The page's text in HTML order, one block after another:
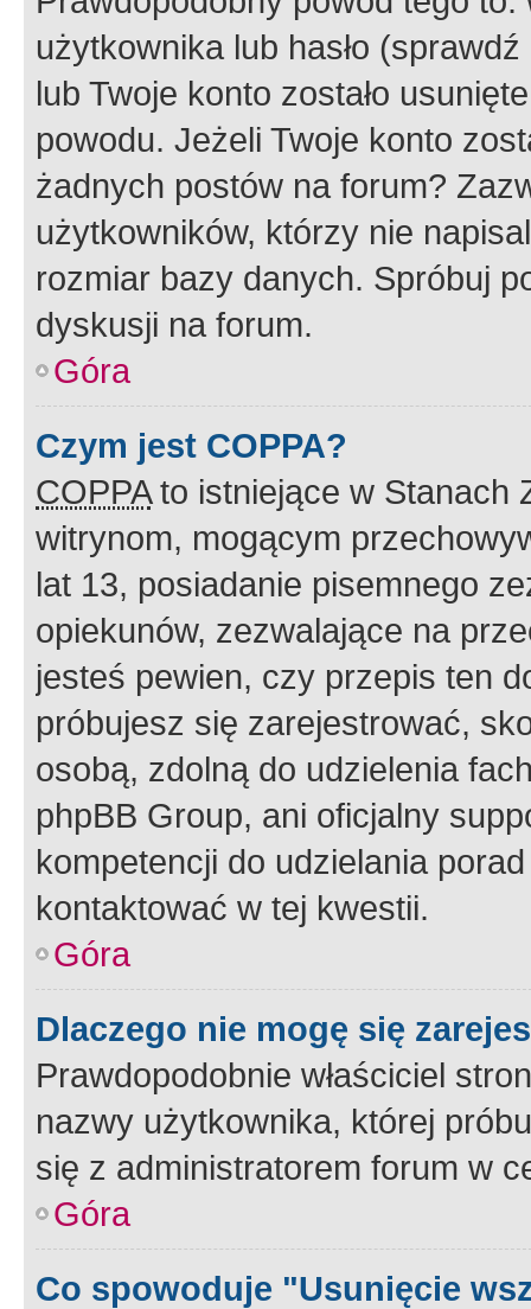
użytkownika lub hasło
lub Twoje konto zostało
powodu. Jeżeli Twoje konto
żadnych postów na forum?
użytkowników, którzy nie
rozmiar bazy danych. Spróbuj
dyskusji na forum.
Góra
Czym jest COPPA?
COPPAto istniejące w Stanach
witrynom, mogącym
lat 13, posiadanie pisemnego
opiekunów, zezwalające na
jesteś pewien, czy przepis ten
próbujesz się zarejestrować,
osobą, zdolną do udzielenia
phpBB Group, ani oficjalny
kompetencji do udzielania
kontaktować w tej kwestii.
Góra
Dlaczego nie mogę się
Prawdopodobnie właściciel
nazwy użytkownika, której
się z administratorem forum w
Góra
Co spowoduje "Usunięcie